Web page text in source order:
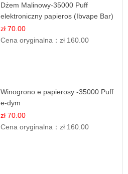
Dżem Malinowy-35000 Puff
elektroniczny papieros (Ibvape Bar)
zł 70.00
Cena oryginalna：zł 160.00
Winogrono e papierosy -35000 Puff
e-dym
zł 70.00
Cena oryginalna：zł 160.00